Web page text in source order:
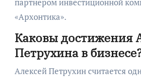
«Архонтика».
Каковы достижения
Петрухина в
Алексей Петрухин считается